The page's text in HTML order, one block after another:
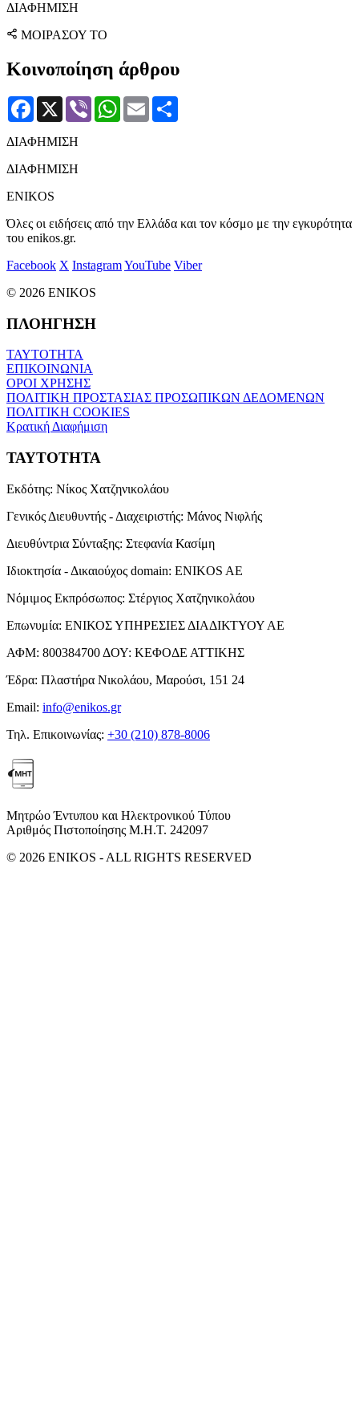
ΔΙΑΦΗΜΙΣΗ
ΜΟΙΡΑΣΟΥ ΤΟ
Κοινοποίηση άρθρου
Facebook
X Viber WhatsApp
Email
ΔΙΑΦΗΜΙΣΗ
ΔΙΑΦΗΜΙΣΗ
ENIKOS
Όλες οι ειδήσεις από την Ελλάδα και τον κόσμο με την εγκυρότητα
του enikos.gr.
Facebook X InstagramYouTube Viber
© 2026 ENIKOS
ΠΛΟΗΓΗΣΗ
ΤΑΥΤΟΤΗΤΑ
ΕΠΙΚΟΙΝΩΝΙΑ
ΟΡΟΙ ΧΡΗΣΗΣ
ΠΟΛΙΤΙΚΗ ΠΡΟΣΤΑΣΙΑΣ ΠΡΟΣΩΠΙΚΩΝ ΔΕΔΟΜΕΝΩΝ
ΠΟΛΙΤΙΚΗ COOKIES
Κρατική Διαφήμιση
ΤΑΥΤΟΤΗΤΑ
Εκδότης: Νίκος Χατζηνικολάου
Γενικός Διευθυντής - Διαχειριστής: Μάνος Νιφλής
Διευθύντρια Σύνταξης: Στεφανία Κασίμη
Ιδιοκτησία - Δικαιούχος domain: ENIKOS AE
Νόμιμος Εκπρόσωπος: Στέργιος Χατζηνικολάου
Επωνυμία: ΕΝΙΚΟΣ ΥΠΗΡΕΣΙΕΣ ΔΙΑΔΙΚΤΥΟΥ ΑΕ
ΑΦΜ: 800384700 ΔΟΥ: ΚΕΦΟΔΕ ΑΤΤΙΚΗΣ
Έδρα: Πλαστήρα Νικολάου, Μαρούσι, 151 24
Email: info@enikos.gr
Τηλ. Επικοινωνίας: +30 (210) 878-8006
Μητρώο Έντυπου και Ηλεκτρονικού Τύπου
Αριθμός Πιστοποίησης Μ.Η.Τ. 242097
© 2026 ENIKOS - ALL RIGHTS RESERVED